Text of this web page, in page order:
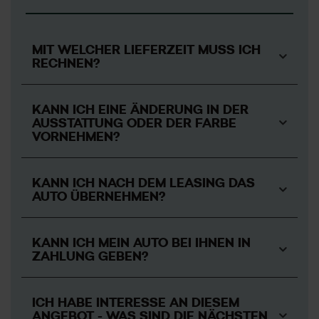
MIT WELCHER LIEFERZEIT MUSS ICH
RECHNEN?
KANN ICH EINE ÄNDERUNG IN DER
AUSSTATTUNG ODER DER FARBE
VORNEHMEN?
KANN ICH NACH DEM LEASING DAS
AUTO ÜBERNEHMEN?
KANN ICH MEIN AUTO BEI IHNEN IN
ZAHLUNG GEBEN?
ICH HABE INTERESSE AN DIESEM
ANGEBOT - WAS SIND DIE NÄCHSTEN